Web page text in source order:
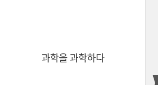
과학을 과학하다